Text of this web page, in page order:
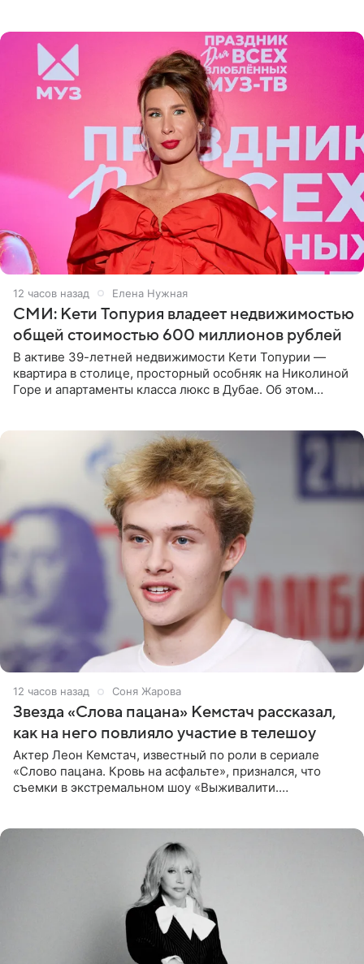
12 часов назад Елена Нужная
СМИ: Кети Топурия владеет недвижимостью
общей стоимостью 600 миллионов рублей
В активе 39-летней недвижимости Кети Топурии —
квартира в столице, просторный особняк на Николиной
Горе и апартаменты класса люкс в Дубае. Об этом
12 часов назад Соня Жарова
Звезда «Слова пацана» Кемстач рассказал,
как на него повлияло участие в телешоу
Актер Леон Кемстач, известный по роли в сериале
«Слово пацана. Кровь на асфальте», признался, что
съемки в экстремальном шоу «Выживалити.